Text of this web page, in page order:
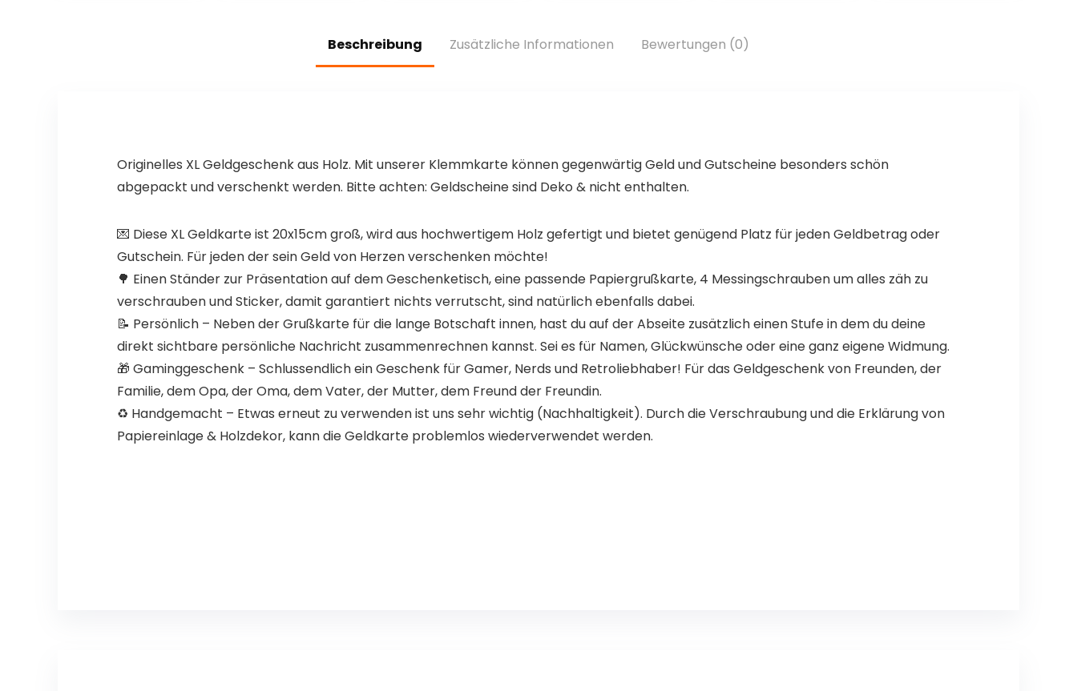
mit Dual 3D
Joysticks
Retro Gaming
2.4G Wireless
Beschreibung Zusätzliche Informationen Bewertungen (0)
Originelles XL Geldgeschenk aus Holz. Mit unserer Klemmkarte können gegenwärtig Geld und Gutscheine besonders schön
abgepackt und verschenkt werden. Bitte achten: Geldscheine sind Deko & nicht enthalten.
💌 Diese XL Geldkarte ist 20x15cm groß, wird aus hochwertigem Holz gefertigt und bietet genügend Platz für jeden Geldbetrag oder
Gutschein. Für jeden der sein Geld von Herzen verschenken möchte!
🌳 Einen Ständer zur Präsentation auf dem Geschenketisch, eine passende Papiergrußkarte, 4 Messingschrauben um alles zäh zu
verschrauben und Sticker, damit garantiert nichts verrutscht, sind natürlich ebenfalls dabei.
📝 Persönlich – Neben der Grußkarte für die lange Botschaft innen, hast du auf der Abseite zusätzlich einen Stufe in dem du deine
direkt sichtbare persönliche Nachricht zusammenrechnen kannst. Sei es für Namen, Glückwünsche oder eine ganz eigene Widmung.
🎁 Gaminggeschenk – Schlussendlich ein Geschenk für Gamer, Nerds und Retroliebhaber! Für das Geldgeschenk von Freunden, der
Familie, dem Opa, der Oma, dem Vater, der Mutter, dem Freund der Freundin.
♻️ Handgemacht – Etwas erneut zu verwenden ist uns sehr wichtig (Nachhaltigkeit). Durch die Verschraubung und die Erklärung von
Papiereinlage & Holzdekor, kann die Geldkarte problemlos wiederverwendet werden.